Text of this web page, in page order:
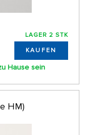
LAGER 2 STK
KAUFEN
Hause sein
HM)